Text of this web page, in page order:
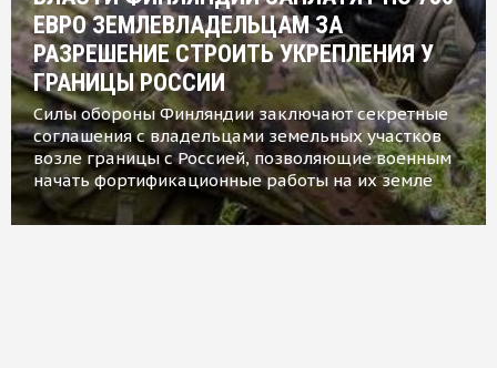
ЕВРО ЗЕМЛЕВЛАДЕЛЬЦАМ ЗА
РАЗРЕШЕНИЕ СТРОИТЬ УКРЕПЛЕНИЯ У
ГРАНИЦЫ РОССИИ
Силы обороны Финляндии заключают секретные
соглашения с владельцами земельных участков
возле границы с Россией, позволяющие военным
начать фортификационные работы на их земле